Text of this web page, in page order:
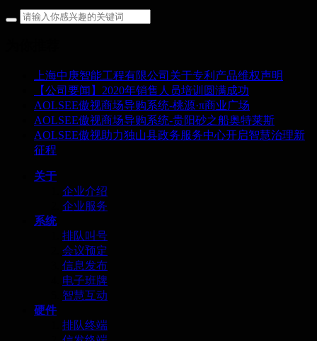
上海中庚智能工程有限公司关于专利产品维权声明
【公司要闻】2020年销售人员培训圆满成功
AOLSEE傲视商场导购系统-桃源·π商业广场
AOLSEE傲视商场导购系统-贵阳砂之船奥特莱斯
AOLSEE傲视助力独山县政务服务中心开启智慧治理新
征程
关于
企业介绍
企业服务
系统
排队叫号
会议预定
信息发布
电子班牌
智慧互动
硬件
排队终端